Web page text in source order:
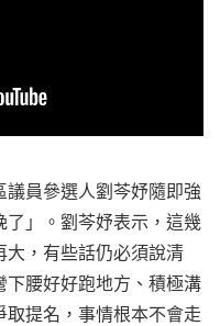
員參選人劉芩妤隨即強
」。劉芩妤表示，這幾
大，有些話仍必須說清
下腰好好跑地方、積極溝
提名，事情根本不會走